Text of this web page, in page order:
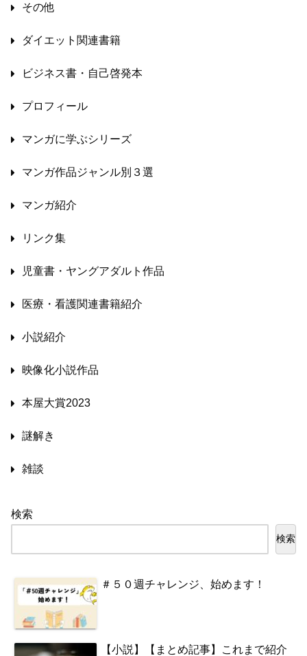
その他
ダイエット関連書籍
ビジネス書・自己啓発本
プロフィール
マンガに学ぶシリーズ
マンガ作品ジャンル別３選
マンガ紹介
リンク集
児童書・ヤングアダルト作品
医療・看護関連書籍紹介
小説紹介
映像化小説作品
本屋大賞2023
謎解き
雑談
検索
検索
＃５０週チャレンジ、始めます！
【小説】【まとめ記事】これまで紹介